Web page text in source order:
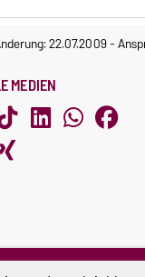
22.07.2009-
MEDIEN